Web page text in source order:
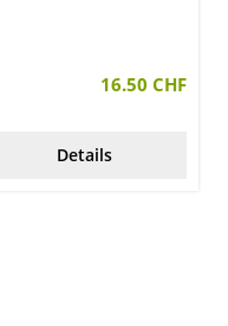
16.50 CHF
Details